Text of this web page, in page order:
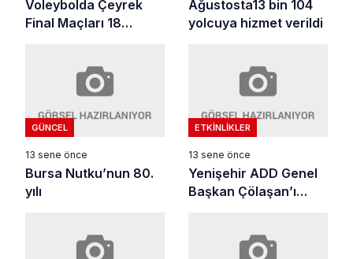
Voleybolda Çeyrek
Final Maçları 18
Ağustosta13 bin 104
yolcuya hizmet verildi
GÜNCEL
13 sene önce
Bursa Nutku’nun 80.
yılı
ETKINLIKLER
13 sene önce
Yenişehir ADD Genel
Başkan Çölaşan’ı